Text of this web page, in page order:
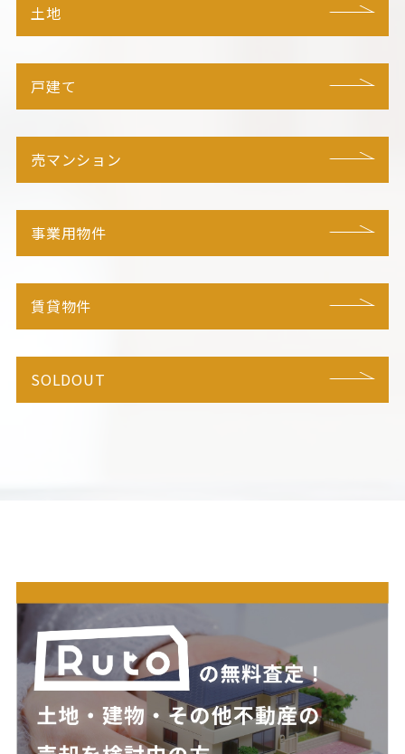
土地
戸建て
売マンション
事業用物件
賃貸物件
SOLDOUT